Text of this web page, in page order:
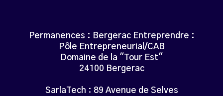
Permanences : Bergerac Entreprendre :
Pôle Entrepreneurial/CAB
Domaine de la "Tour Est"
24100 Bergerac
SarlaTech : 89 Avenue de Selves